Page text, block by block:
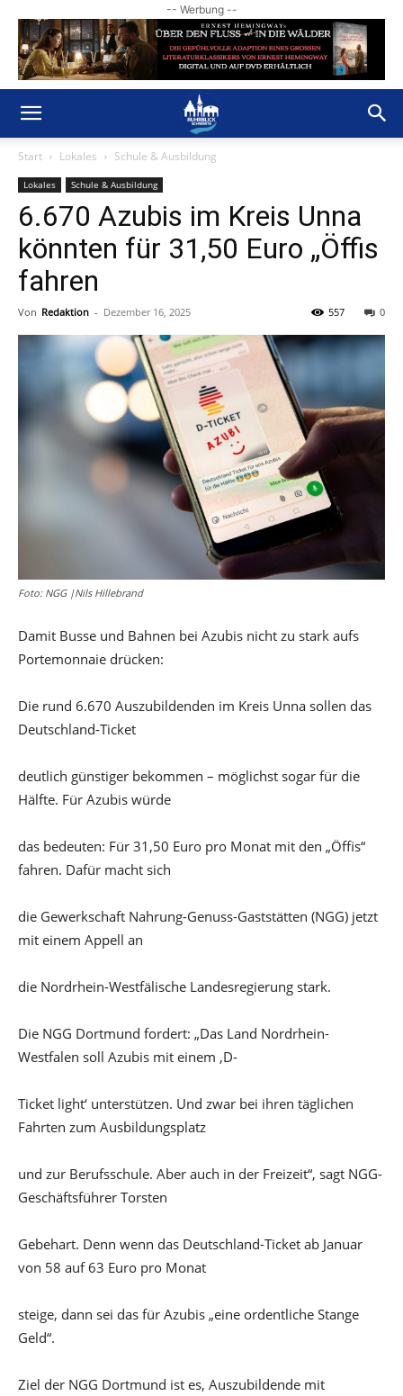
-- Werbung --
Start Lokales Schule & Ausbildung
Lokales Schule & Ausbildung
6.670 Azubis im Kreis Unna
könnten für 31,50 Euro „Öffis
fahren
Von Redaktion - Dezember 16, 2025 0
557
Foto: NGG |Nils Hillebrand
Damit Busse und Bahnen bei Azubis nicht zu stark aufs
Portemonnaie drücken:
Die rund 6.670 Auszubildenden im Kreis Unna sollen das
Deutschland-Ticket
deutlich günstiger bekommen – möglichst sogar für die
Hälfte. Für Azubis würde
das bedeuten: Für 31,50 Euro pro Monat mit den „Öffis“
fahren. Dafür macht sich
die Gewerkschaft Nahrung-Genuss-Gaststätten (NGG) jetzt
mit einem Appell an
die Nordrhein-Westfälische Landesregierung stark.
Die NGG Dortmund fordert: „Das Land Nordrhein-
Westfalen soll Azubis mit einem ‚D-
Ticket light‘ unterstützen. Und zwar bei ihren täglichen
Fahrten zum Ausbildungsplatz
und zur Berufsschule. Aber auch in der Freizeit“, sagt NGG-
Geschäftsführer Torsten
Gebehart. Denn wenn das Deutschland-Ticket ab Januar
von 58 auf 63 Euro pro Monat
steige, dann sei das für Azubis „eine ordentliche Stange
Geld“.
Ziel der NGG Dortmund ist es, Auszubildende mit